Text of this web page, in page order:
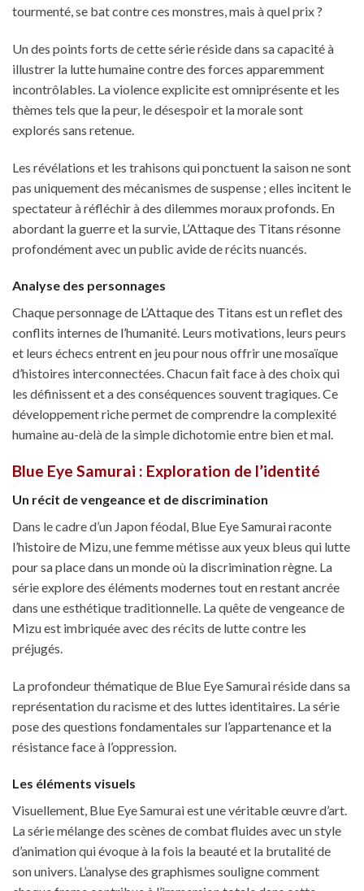
tourmenté, se bat contre ces monstres, mais à quel prix ?
Un des points forts de cette série réside dans sa capacité à
illustrer la lutte humaine contre des forces apparemment
incontrôlables. La violence explicite est omniprésente et les
thèmes tels que la peur, le désespoir et la morale sont
explorés sans retenue.
Les révélations et les trahisons qui ponctuent la saison ne sont
pas uniquement des mécanismes de suspense ; elles incitent le
spectateur à réfléchir à des dilemmes moraux profonds. En
abordant la guerre et la survie, L’Attaque des Titans résonne
profondément avec un public avide de récits nuancés.
Analyse des personnages
Chaque personnage de L’Attaque des Titans est un reflet des
conflits internes de l’humanité. Leurs motivations, leurs peurs
et leurs échecs entrent en jeu pour nous offrir une mosaïque
d’histoires interconnectées. Chacun fait face à des choix qui
les définissent et a des conséquences souvent tragiques. Ce
développement riche permet de comprendre la complexité
humaine au-delà de la simple dichotomie entre bien et mal.
Blue Eye Samurai : Exploration de l’identité
Un récit de vengeance et de discrimination
Dans le cadre d’un Japon féodal, Blue Eye Samurai raconte
l’histoire de Mizu, une femme métisse aux yeux bleus qui lutte
pour sa place dans un monde où la discrimination règne. La
série explore des éléments modernes tout en restant ancrée
dans une esthétique traditionnelle. La quête de vengeance de
Mizu est imbriquée avec des récits de lutte contre les
préjugés.
La profondeur thématique de Blue Eye Samurai réside dans sa
représentation du racisme et des luttes identitaires. La série
pose des questions fondamentales sur l’appartenance et la
résistance face à l’oppression.
Les éléments visuels
Visuellement, Blue Eye Samurai est une véritable œuvre d’art.
La série mélange des scènes de combat fluides avec un style
d’animation qui évoque à la fois la beauté et la brutalité de
son univers. L’analyse des graphismes souligne comment